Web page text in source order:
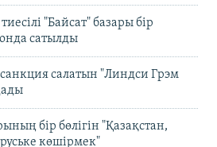
"Байсат" базары бір
сатылды
салатын "Линдси Грэм
бір бөлігін "Қазақстан,
көшірмек"